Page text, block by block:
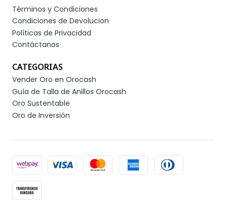
Términos y Condiciones
Condiciones de Devolucion
Políticas de Privacidad
Contáctanos
CATEGORIAS
Vender Oro en Orocash
Guía de Talla de Anillos Orocash
Oro Sustentable
Oro de Inversión